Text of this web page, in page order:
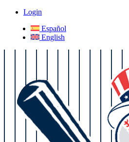
Login
Español
English